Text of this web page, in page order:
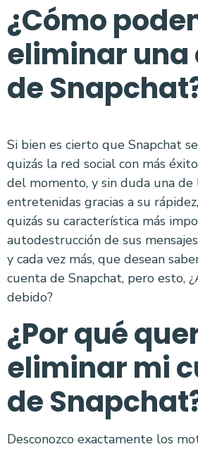
¿Cómo
eliminar una
de
Si bien es cierto que Snapchat
quizás la red social con más
del momento, y sin duda una de
entretenidas gracias a su
quizás su característica más
autodestrucción de sus
y cada vez más, que desean
cuenta de Snapchat, pero esto,
debido?
¿Por qué
eliminar mi
de
Desconozco exactamente los